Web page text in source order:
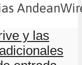
y las